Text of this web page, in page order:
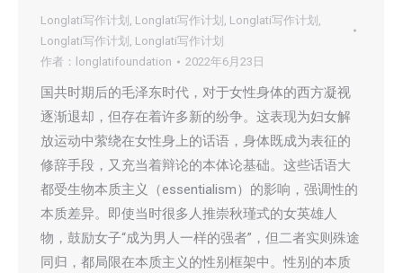
Longlati写作计划 , Longlati写作计划 , Longlati写作计划 ,
Longlati写作计划 , Longlati写作计划
作者：
longlatifoundation 2022年6月23日
国共时期后的毛泽东时代，对于女性身体的西方凝视
逐渐退却，但存在着许多新的纷争。这表现为妇女解
放运动中萦绕在女性身上的话语，身体既成为表征的
修辞手段，又充当着辩论的本体论基础。这些话语大
都受生物本质主义（essentialism）的影响，强调性的
本质差异。即使当时很多人推崇秋瑾式的女英雄人
物，鼓励女子“成为男人一样的强者”，但二者实则殊途
同归，都局限在本质主义的性别框架中。性别的本质